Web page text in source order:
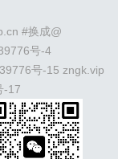
#换成@
号-4
号-15 zngk.vip
-17